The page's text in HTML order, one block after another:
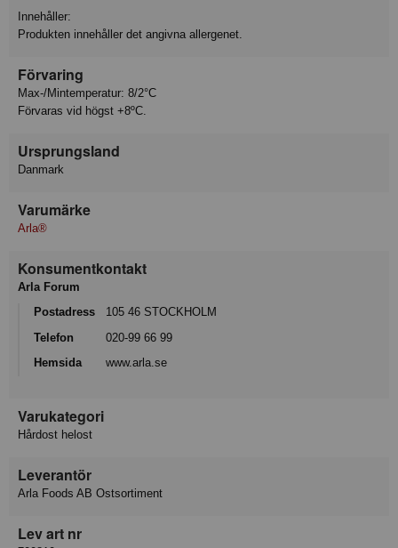
Innehåller:
Produkten innehåller det angivna allergenet.
Förvaring
Max-/Mintemperatur: 8/2°C
Förvaras vid högst +8ºC.
Ursprungsland
Danmark
Varumärke
Arla®
Konsumentkontakt
Arla Forum
Postadress
105 46 STOCKHOLM
Telefon
020-99 66 99
Hemsida
www.arla.se
Varukategori
Hårdost helost
Leverantör
Arla Foods AB Ostsortiment
Lev art nr